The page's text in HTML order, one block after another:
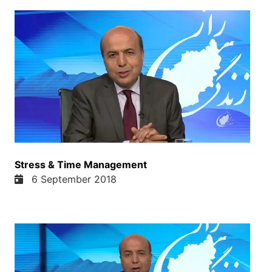
اما اگر ما برادر خود را دوست نداریم ما از خداییش به
کلام خدا میگم اگر شما برادر تانی دوست نداریم از
خداهیچ خبر نداریم حکمه که او بما داده است حکمه که
خداGirl name خدا کونند می دهد هرکی خدا را دوست
دارد باید برادر خوگ را نیست دوست داشته داشته ببینین
یک کسی که است جمال consecutive خدمت کرده بود
به او زرر می رسند و ای واقعا خلاف کلام خدا است
خلاف حقوق بشر است و خلاف آزادی های رسانه ها
است ما از او چیزهایش نمی گیم حالا ما در مورد از ای
صحبت می کنیم که ای واقعا خلاف کلام خدا است دروغ
محبت است نمی خواهی که ما به هیچ کسی زرر برسنیم
اگر حتی اگر کسی که مخالف ما باشه کسی که امقیدی
عزیز بیاین بریم یک سرود را با هم ببینیم بشنویم دوباره
برمی گردیم. در شادیها هم در سراریم. در صحدیها او را
می پرستیم. در شادیها هم در سراریم. های دوست بیا با
Stress & Time Management
6 September 2018